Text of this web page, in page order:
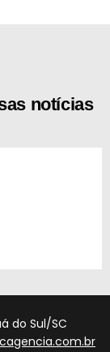
notícias
do Sul/SC